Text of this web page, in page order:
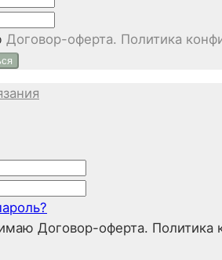
Договор-оферта. Политика
Договор-оферта. Политика